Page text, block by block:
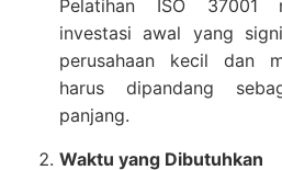
Pelatihan ISO 37001
investasi awal yang
perusahaan kecil dan
harus dipandang
panjang.
Waktu yang Dibutuhkan